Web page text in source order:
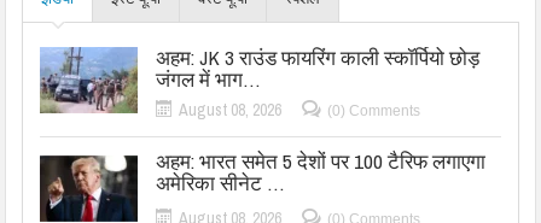
अहम: JK 3 राउंड फायरिंग काली स्कॉर्पियो छोड़
जंगल में भाग…
August 08, 2026 (0) Comments
अहम: भारत समेत 5 देशों पर 100 टैरिफ लगाएगा
अमेरिका सीनेट …
August 08, 2026 (0) Comments